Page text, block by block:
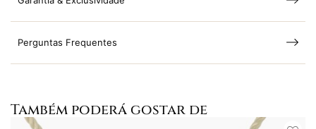
Perguntas Frequentes
Também poderá gostar de